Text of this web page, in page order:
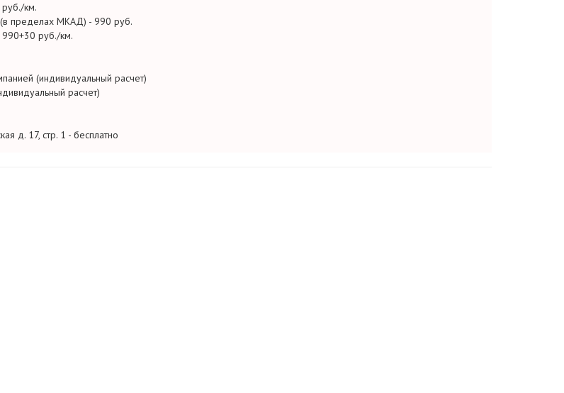
км.
(в пределах МКАД) - 990 руб.
990+30 руб./км.
(индивидуальный расчет)
расчет)
д. 17, стр. 1 - бесплатно